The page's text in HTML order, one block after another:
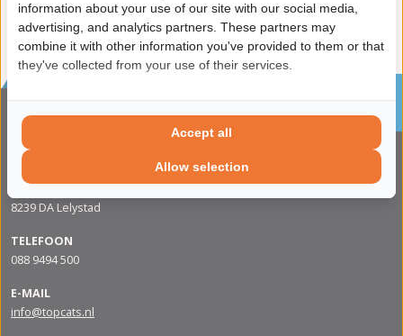
roetfilters
CONTACTGEGVENS
Apolloweg 88
8239 DA Lelystad
TELEFOON
088 9494 500
E-MAIL
info@topcats.nl
information about your use of our site with our social media,
advertising, and analytics partners. These partners may
combine it with other information you've provided to them or that
they've collected from your use of their services.
Allow selection
Accept all